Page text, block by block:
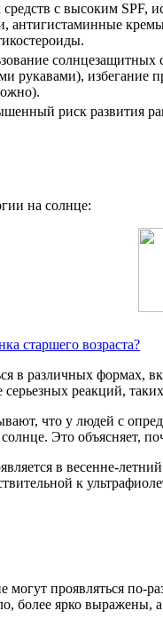
с высоким SPF,
антигистаминные
солнцезащитных
избегание
риск развития
на солнце:
старшего возраста?
в различных
серьезных реакций,
что у людей с
Это объясняет,
в весенне-
к
проявляться
более ярко